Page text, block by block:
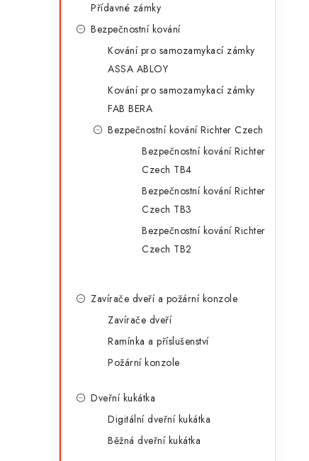
Přídavné zámky
Bezpečnostní kování
Kování pro samozamykací zámky
ASSA ABLOY
Kování pro samozamykací zámky
FAB BERA
Bezpečnostní kování Richter Czech
Bezpečnostní kování Richter
Czech TB4
Bezpečnostní kování Richter
Czech TB3
Bezpečnostní kování Richter
Czech TB2
Zavírače dveří a požární konzole
Zavírače dveří
Ramínka a příslušenství
Požární konzole
Dveřní kukátka
Digitální dveřní kukátka
Běžná dveřní kukátka